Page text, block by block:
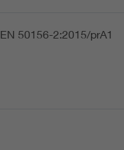
EN 50156-2:2015/prA1